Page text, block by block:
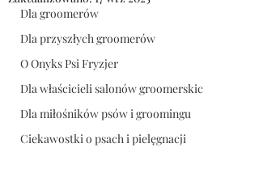
Dla groomerów
Dla przyszłych groomerów
O Onyks Psi Fryzjer
Dla właścicieli salonów groomerskic
Dla miłośników psów i groomingu
Ciekawostki o psach i pielęgnacji